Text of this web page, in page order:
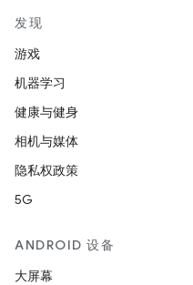
发现
游戏
机器学习
健康与健身
相机与媒体
隐私权政策
5G
ANDROID 设备
大屏幕